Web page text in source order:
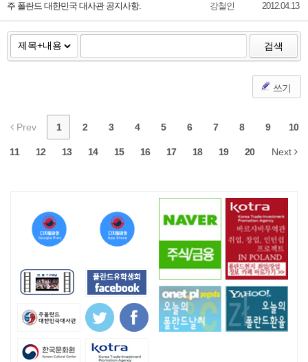
주 폴란드 대한민국 대사관 공지사항. 강철인 2012.04.13
검색
쓰기
Prev 1 2 3 4 5 6 7 8 9 10
11 12 13 14 15 16 17 18 19 20 Next